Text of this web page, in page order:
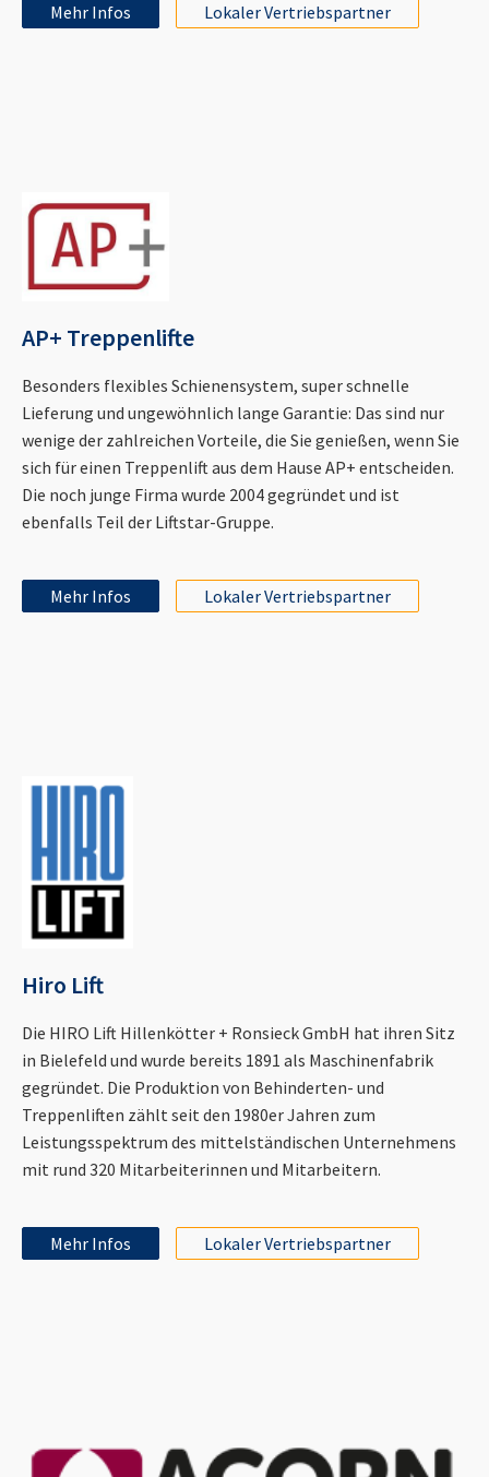
Mehr Infos Lokaler Vertriebspartner
AP+ Treppenlifte
Besonders flexibles Schienensystem, super schnelle
Lieferung und ungewöhnlich lange Garantie: Das sind nur
wenige der zahlreichen Vorteile, die Sie genießen, wenn Sie
sich für einen Treppenlift aus dem Hause AP+ entscheiden.
Die noch junge Firma wurde 2004 gegründet und ist
ebenfalls Teil der Liftstar-Gruppe.
Mehr Infos Lokaler Vertriebspartner
Hiro Lift
Die HIRO Lift Hillenkötter + Ronsieck GmbH hat ihren Sitz
in Bielefeld und wurde bereits 1891 als Maschinenfabrik
gegründet. Die Produktion von Behinderten- und
Treppenliften zählt seit den 1980er Jahren zum
Leistungsspektrum des mittelständischen Unternehmens
mit rund 320 Mitarbeiterinnen und Mitarbeitern.
Mehr Infos Lokaler Vertriebspartner